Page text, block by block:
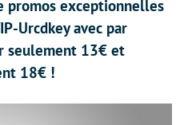
promos exceptionnelles
Urcdkey avec par
seulement 13€ et
18€ !